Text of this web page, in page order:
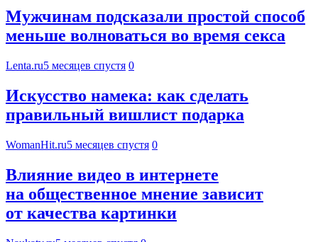
Мужчинам подсказали простой способ
меньше волноваться во время секса
Lenta.ru5 месяцев спустя 0
Искусство намека: как сделать
правильный вишлист подарка
WomanHit.ru5 месяцев спустя 0
Влияние видео в интернете
на общественное мнение зависит
от качества картинки